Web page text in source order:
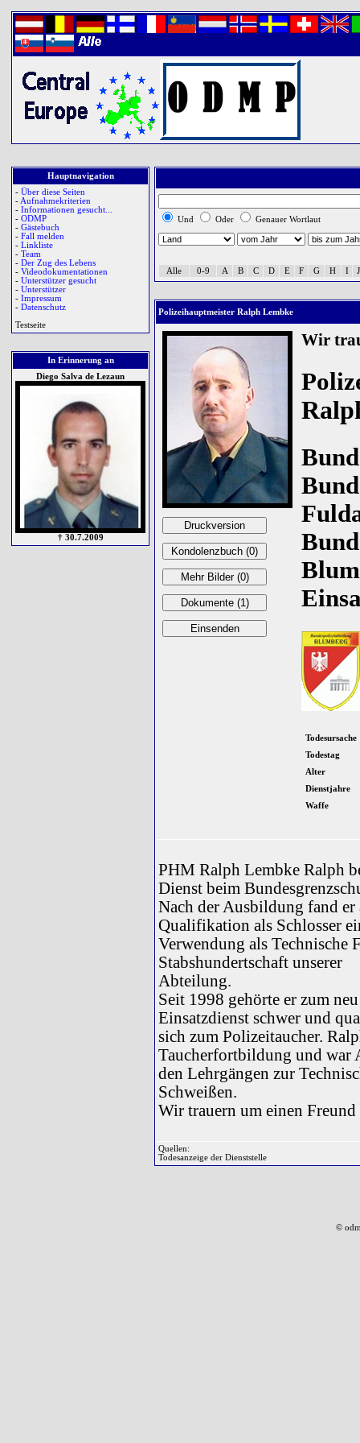
Hauptnavigation
- Über diese Seiten
- Aufnahmekriterien
- Informationen gesucht...
- ODMP
- Gästebuch
- Fall melden
- Linkliste
- Team
- Der Zug des Lebens
- Videodokumentationen
- Unterstützer gesucht
- Unterstützer
- Impressum
- Datenschutz
Testseite
In Erinnerung an
Diego Salva de Lezaun
† 30.7.2009
Und Oder Genauer Wortlaut
Alle 0-9 A B C D E F G H I J
Polizeihauptmeister Ralph Lembke
Wir
Todesursache
Todestag
Alter
Dienstjahre
Waffe
PHM Ralph Lembke Ralph
Dienst beim
Nach der Ausbildung fand
Qualifikation als Schlosser
Verwendung als Technische
Stabshundertschaft unserer
Abteilung.
Seit 1998 gehörte er zum
Einsatzdienst schwer und
sich zum Polizeitaucher.
Taucherfortbildung und war
den Lehrgängen zur
Schweißen.
Wir trauern um einen
Quellen:
Todesanzeige der Dienststelle
©